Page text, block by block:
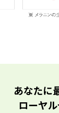
あなたに
ローヤ